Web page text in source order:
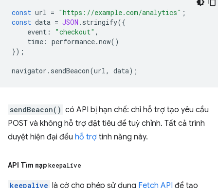
const url = "https://example.com/analytics" ;
const data = JSON . stringify({
event : "checkout" ,
time : performance.now()
});
navigator . sendBeacon(url , data);
sendBeacon() có API bị hạn chế: chỉ hỗ trợ tạo yêu cầu
POST và không hỗ trợ đặt tiêu đề tuỳ chỉnh. Tất cả trình
duyệt hiện đại đều hỗ trợ tính năng này.
API Tìm nạpkeepalive
keepalive là cờ cho phép sử dụng Fetch API để tạo